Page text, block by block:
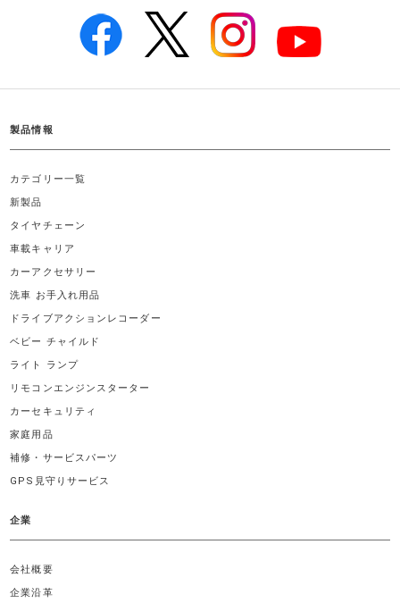
製品情報
カテゴリー一覧
新製品
タイヤチェーン
車載キャリア
カーアクセサリー
洗車 お手入れ用品
ドライブアクションレコーダー
ベビー チャイルド
ライト ランプ
リモコンエンジンスターター
カーセキュリティ
家庭用品
補修・サービスパーツ
GPS見守りサービス
企業
会社概要
企業沿革